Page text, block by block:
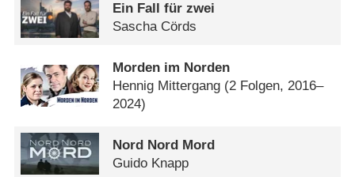
Ein Fall für zwei
Sascha Cörds
Morden im Norden
Hennig Mittergang (2 Folgen, 2016–
2024)
Nord Nord Mord
Guido Knapp